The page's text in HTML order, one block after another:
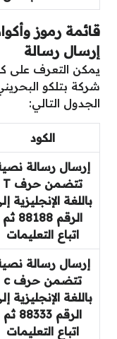
قائمة رموز
إرسال رسالة
يمكن التعرف على
شركة بتلكو
الجدول التالي:
الكود
إرسال رسالة
تتضمن حرف T
باللغة الإنجليزية
الرقم 88188 ثم
اتباع التعليمات
إرسال رسالة
تتضمن حرف c
باللغة الإنجليزية
الرقم 88333 ثم
اتباع التعليمات